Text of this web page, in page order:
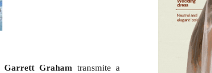
Garrett Graham transmite a